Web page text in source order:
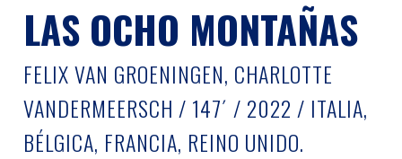
LAS OCHO MONTAÑAS
FELIX VAN GROENINGEN, CHARLOTTE
VANDERMEERSCH / 147´ / 2022 / ITALIA,
BÉLGICA, FRANCIA, REINO UNIDO.